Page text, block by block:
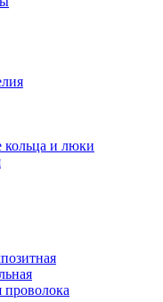
и люки
проволока